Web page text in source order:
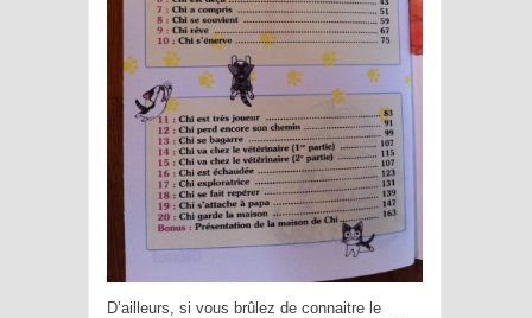
D’ailleurs, si vous brûlez de connaitre le